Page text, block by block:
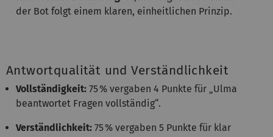
der Bot folgt einem klaren, einheitlichen Prinzip.
Antwortqualität und Verständlichkeit
Vollständigkeit: 75 % vergaben 4 Punkte für „Ulma
beantwortet Fragen vollständig“.
Verständlichkeit: 75 % vergaben 5 Punkte für klar